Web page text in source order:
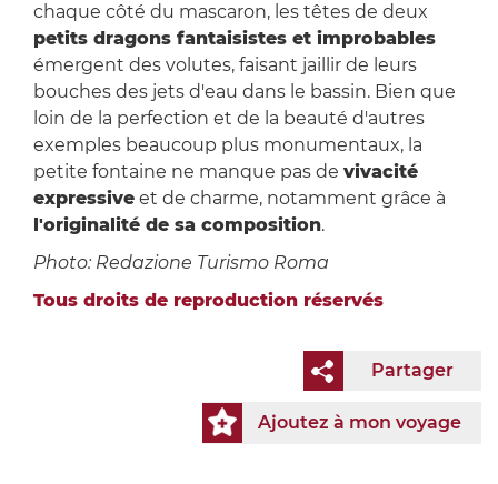
chaque côté du mascaron, les têtes de deux
petits dragons fantaisistes et improbables
émergent des volutes, faisant jaillir de leurs
bouches des jets d'eau dans le bassin. Bien que
loin de la perfection et de la beauté d'autres
exemples beaucoup plus monumentaux, la
petite fontaine ne manque pas de vivacité
expressiveet de charme, notamment grâce à
l'originalité de sa composition.
Photo: Redazione Turismo Roma
Tous droits de reproduction réservés
Partager
Ajoutez à mon voyage